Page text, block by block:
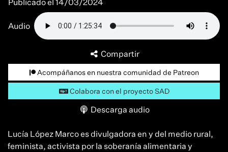
Publicado el 14/03/2024
Audio
Compartir
Acompáñanos en nuestra comunidad de Patreon
Colabora con el proyecto SAD
Descarga audio
Lucía López Marco es divulgadora en y del medio rural,
feminista, activista por la soberanía alimentaria y